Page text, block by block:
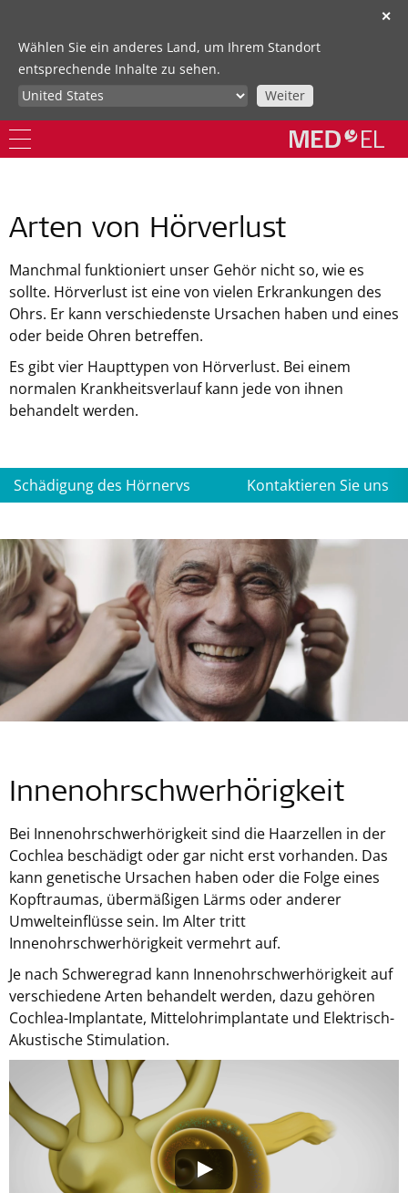
✕
Wählen Sie ein anderes Land, um Ihrem Standort
entsprechende Inhalte zu sehen.
Weiter
Arten von Hörverlust
Manchmal funktioniert unser Gehör nicht so, wie es
sollte. Hörverlust ist eine von vielen Erkrankungen des
Ohrs. Er kann verschiedenste Ursachen haben und eines
oder beide Ohren betreffen.
Es gibt vier Haupttypen von Hörverlust. Bei einem
normalen Krankheitsverlauf kann jede von ihnen
behandelt werden.
Schädigung des Hörnervs Kontaktieren Sie uns
Innenohrschwerhörigkeit
Bei Innenohrschwerhörigkeit sind die Haarzellen in der
Cochlea beschädigt oder gar nicht erst vorhanden. Das
kann genetische Ursachen haben oder die Folge eines
Kopftraumas, übermäßigen Lärms oder anderer
Umwelteinflüsse sein. Im Alter tritt
Innenohrschwerhörigkeit vermehrt auf.
Je nach Schweregrad kann Innenohrschwerhörigkeit auf
verschiedene Arten behandelt werden, dazu gehören
Cochlea-Implantate, Mittelohrimplantate und Elektrisch-
Akustische Stimulation.